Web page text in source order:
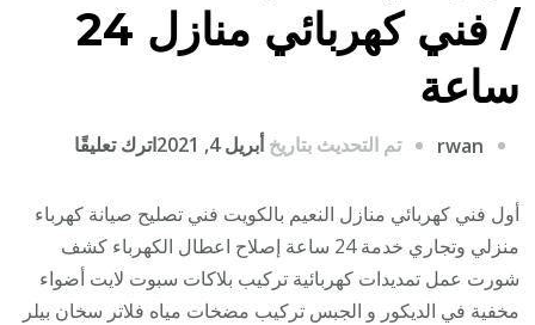
/ فني كهربائي منازل 24
ساعة
rwan تم التحديث بتاريخأبريل 4, 2021 اترك تعليقًا
النعيم
/
/
أول فني كهربائي منازل النعيم بالكويت فني تصليح صيانة كهرباء
منزلي وتجاري خدمة 24 ساعة إصلاح اعطال الكهرباء كشف
شورت عمل تمديدات كهربائية تركيب بلاكات سبوت لايت أضواء
مخفية في الديكور و الجبس تركيب مضخات مياه فلاتر سخان بيلر